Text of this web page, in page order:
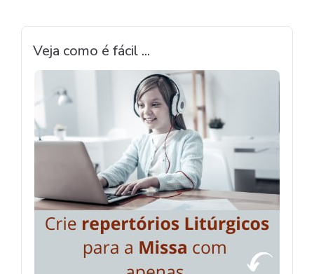
Veja como é fácil ...